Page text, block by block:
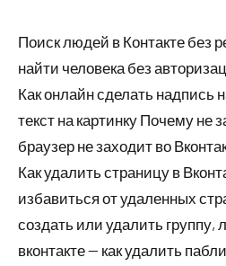
Поиск людей в Контакте без
найти человека без
Как онлайн сделать надпись
текст на картинку Почему не
браузер не заходит во
Как удалить страницу в
избавиться от удаленных
создать или удалить группу,
вконтакте — как удалить